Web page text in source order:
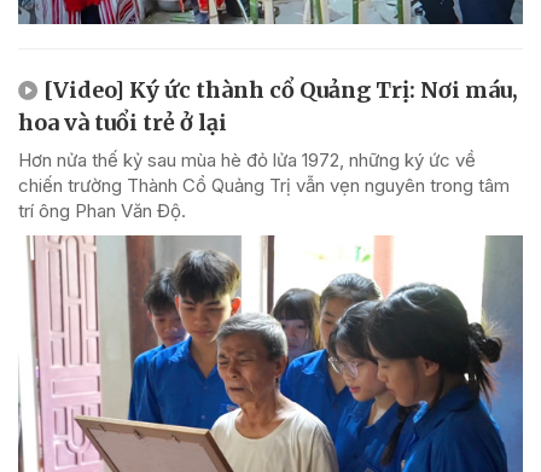
[Video] Ký ức thành cổ Quảng Trị: Nơi máu,
hoa và tuổi trẻ ở lại
Hơn nửa thế kỷ sau mùa hè đỏ lửa 1972, những ký ức về
chiến trường Thành Cổ Quảng Trị vẫn vẹn nguyên trong tâm
trí ông Phan Văn Độ.